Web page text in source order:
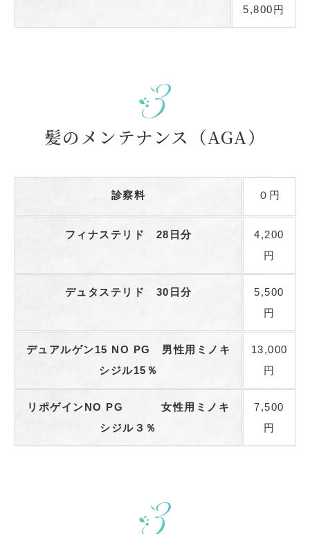
5,800円
髪のメンテナンス（AGA）
診察料 ０円
フィナステリド 28日分
4,200
円
デュタステリド 30日分
5,500
円
デュアルゲン15 NO PG 男性用ミノキ
シジル15％
13,000
円
リポゲインNO PG 女性用ミノキ
シジル３％
7,500
円